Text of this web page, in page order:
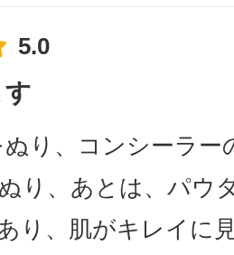
5.0
ぬり、コンシーラ
り、あとは、パウ
り、肌がキレイに